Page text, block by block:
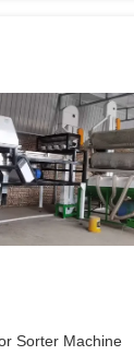
Sorter Machine